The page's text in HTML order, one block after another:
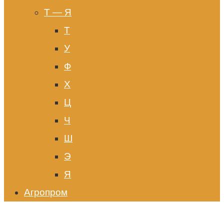
Т — Я
Т
У
Ф
Х
Ц
Ч
Ш
Э
Я
Агропром